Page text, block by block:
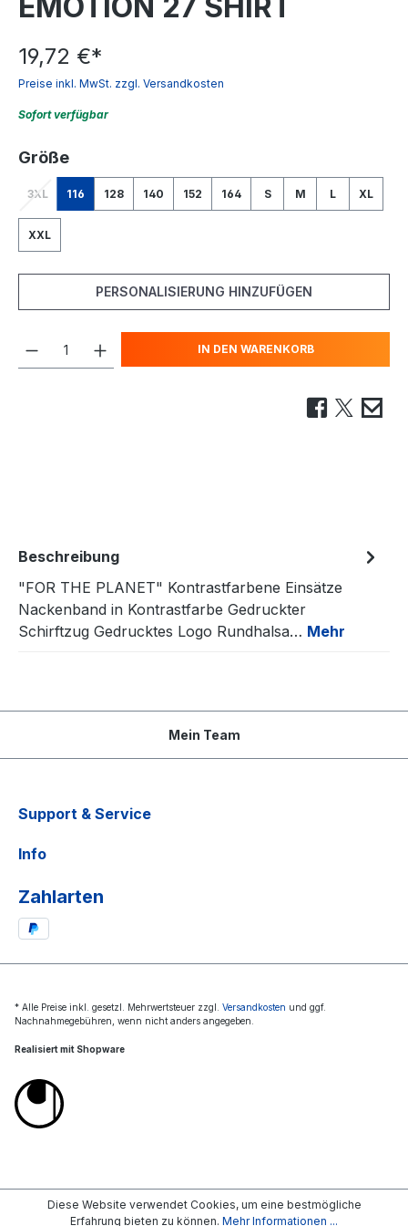
19,72 €*
Preise inkl. MwSt. zzgl. Versandkosten
Sofort verfügbar
Größeauswählen
3XL(Diese Option ist zurzeit nicht verfügbar.)
116 128 140 152 164 S M L XL
XXL
PERSONALISIERUNG HINZUFÜGEN
IN DEN WARENKORB
Beschreibung
"FOR THE PLANET" Kontrastfarbene Einsätze
Nackenband in Kontrastfarbe Gedruckter
Schirftzug Gedrucktes Logo Rundhalsa… Mehr
Mein Team
Support & Service
Info
Zahlarten
* Alle Preise inkl. gesetzl. Mehrwertsteuer zzgl. Versandkosten und ggf.
Nachnahmegebühren, wenn nicht anders angegeben.
Realisiert mit Shopware
Diese Website verwendet Cookies, um eine bestmögliche
Erfahrung bieten zu können. Mehr Informationen ...